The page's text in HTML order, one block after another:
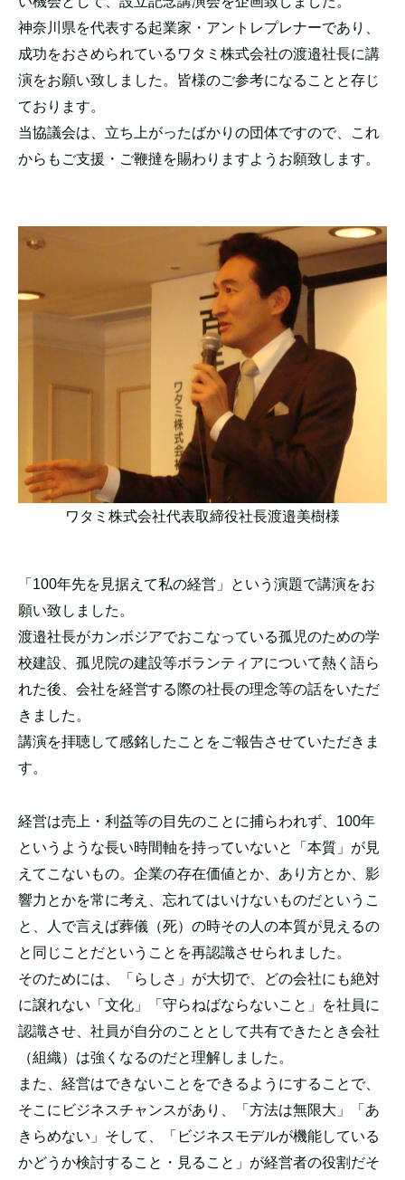
神奈川県を代表する起業家・アントレプレナーであり、
成功をおさめられているワタミ株式会社の渡邉社長に講
演をお願い致しました。皆様のご参考になることと存じ
ております。
当協議会は、立ち上がったばかりの団体ですので、これ
からもご支援・ご鞭撻を賜わりますようお願致します。
ワタミ株式会社代表取締役社長渡邉美樹様
「100年先を見据えて私の経営」という演題で講演をお
願い致しました。
渡邉社長がカンボジアでおこなっている孤児のための学
校建設、孤児院の建設等ボランティアについて熱く語ら
れた後、会社を経営する際の社長の理念等の話をいただ
きました。
講演を拝聴して感銘したことをご報告させていただきま
す。
経営は売上・利益等の目先のことに捕らわれず、100年
というような長い時間軸を持っていないと「本質」が見
えてこないもの。企業の存在価値とか、あり方とか、影
響力とかを常に考え、忘れてはいけないものだというこ
と、人で言えば葬儀（死）の時その人の本質が見えるの
と同じことだということを再認識させられました。
そのためには、「らしさ」が大切で、どの会社にも絶対
に譲れない「文化」「守らねばならないこと」を社員に
認識させ、社員が自分のこととして共有できたとき会社
（組織）は強くなるのだと理解しました。
また、経営はできないことをできるようにすることで、
そこにビジネスチャンスがあり、「方法は無限大」「あ
きらめない」そして、「ビジネスモデルが機能している
かどうか検討すること・見ること」が経営者の役割だそ